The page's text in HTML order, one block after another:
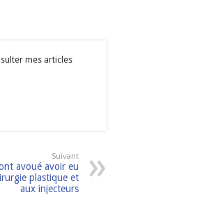
mes articles
Suivant
avoué avoir eu
plastique et
aux injecteurs